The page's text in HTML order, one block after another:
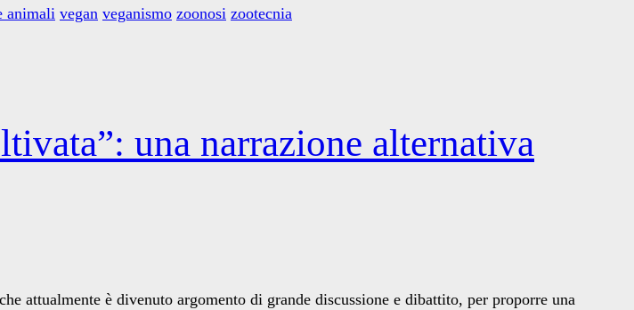
animali vegan veganismo zoonosi zootecnia
una narrazione alternativa
attualmente è divenuto argomento di grande discussione e dibattito, per proporre una